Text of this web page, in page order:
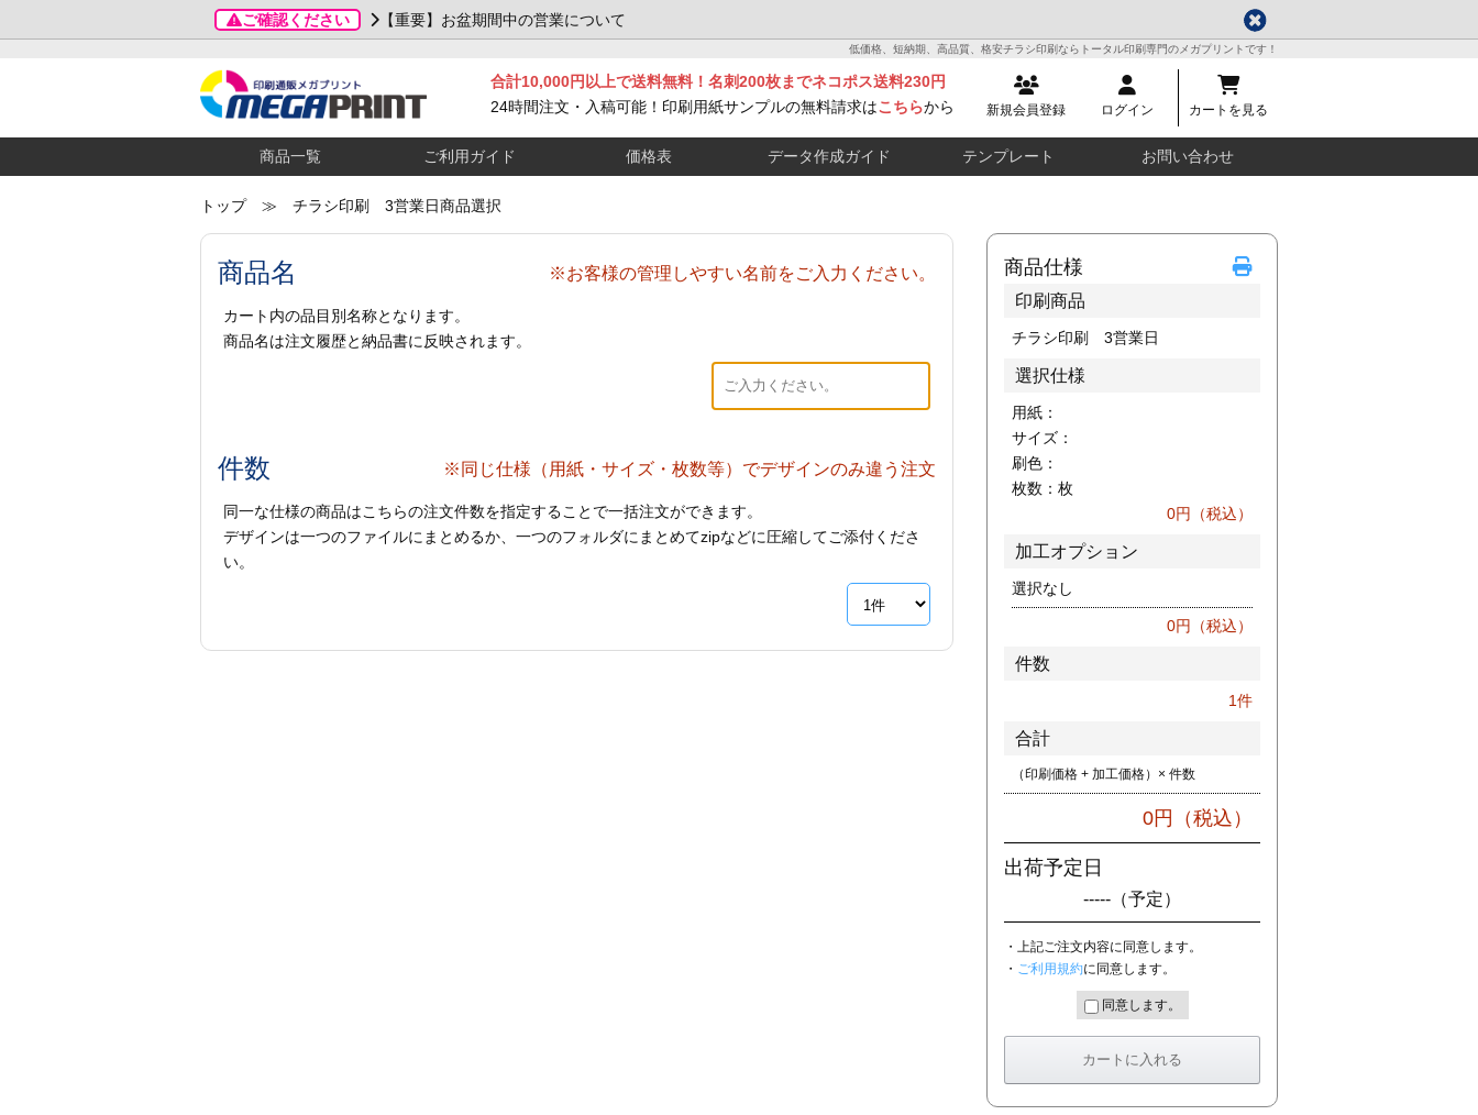
ご確認ください 【重要】お盆期間中の営業について
低価格、短納期、高品質、格安チラシ印刷ならトータル印刷専門のメガプリントです！
新規会員登録 ログイン カートを見る
合計10,000円以上で送料無料！名刺200枚までネコポス送料230円
24時間注文・入稿可能！印刷用紙サンプルの無料請求はこちらから
商品一覧 ご利用ガイド 価格表 データ作成ガイド テンプレート お問い合わせ
トップ≫ チラシ印刷 3営業日商品選択
商品名 ※お客様の管理しやすい名前をご入力ください。
カート内の品目別名称となります。
商品名は注文履歴と納品書に反映されます。
件数 ※同じ仕様（用紙・サイズ・枚数等）でデザインのみ違う注文
同一な仕様の商品はこちらの注文件数を指定することで一括注文ができます。
デザインは一つのファイルにまとめるか、一つのフォルダにまとめてzipなどに圧縮してご添付くださ
い。
商品仕様
印刷商品
チラシ印刷 3営業日
選択仕様
用紙：
サイズ：
刷色：
枚数： 枚
0円（税込）
加工オプション
選択なし
0円（税込）
件数
1件
合計
（印刷価格 + 加工価格）× 件数
0円（税込）
出荷予定日
----- （予定）
・上記ご注文内容に同意します。
・ ご利用規約に同意します。
同意します。